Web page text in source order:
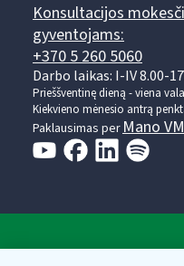
Konsultacijos
gyventojams:
+370 5 260 5060
Darbo laikas: I-IV 8.00-
Prieššventinę dieną - viena
Kiekvieno mėnesio antrą
Paklausimas per Mano